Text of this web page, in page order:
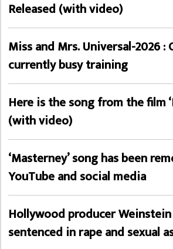
Released (with video)
Miss and Mrs. Universal-2026
currently busy training
Here is the song from the film
(with video)
‘Masterney’ song has been
YouTube and social media
Hollywood producer
sentenced in rape and sexual